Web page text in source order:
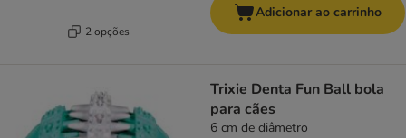
2 opções
Adicionar ao carrinho
Trixie Denta Fun Ball bola
para cães
6 cm de diâmetro